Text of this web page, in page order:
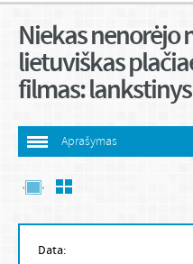
Niekas nenorėjo
lietuviškas
filmas:
Aprašymas
Data: